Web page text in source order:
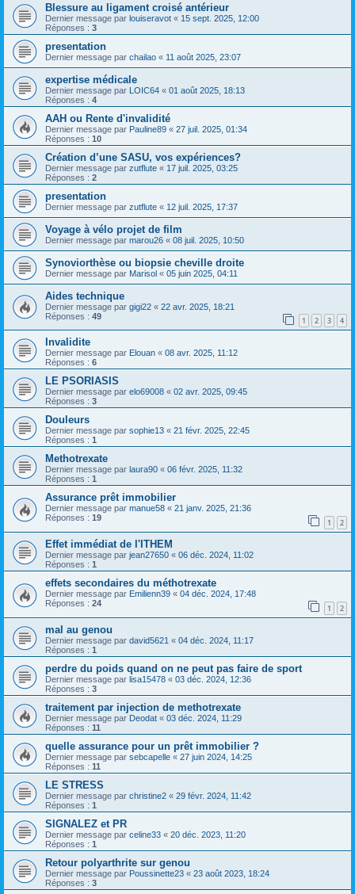
Blessure au ligament croisé antérieur
Dernier message par louiseravot « 15 sept. 2025, 12:00
Réponses : 3
presentation
Dernier message par chailao « 11 août 2025, 23:07
expertise médicale
Dernier message par LOIC64 « 01 août 2025, 18:13
Réponses : 4
AAH ou Rente d'invalidité
Dernier message par Pauline89 « 27 juil. 2025, 01:34
Réponses : 10
Création d’une SASU, vos expériences?
Dernier message par zutflute « 17 juil. 2025, 03:25
Réponses : 2
presentation
Dernier message par zutflute « 12 juil. 2025, 17:37
Voyage à vélo projet de film
Dernier message par marou26 « 08 juil. 2025, 10:50
Synoviorthèse ou biopsie cheville droite
Dernier message par Marisol « 05 juin 2025, 04:11
Aides technique
Dernier message par gigi22 « 22 avr. 2025, 18:21
Réponses : 49 1 2 3 4
Invalidite
Dernier message par Elouan « 08 avr. 2025, 11:12
Réponses : 6
LE PSORIASIS
Dernier message par elo69008 « 02 avr. 2025, 09:45
Réponses : 3
Douleurs
Dernier message par sophie13 « 21 févr. 2025, 22:45
Réponses : 1
Methotrexate
Dernier message par laura90 « 06 févr. 2025, 11:32
Réponses : 1
Assurance prêt immobilier
Dernier message par manue58 « 21 janv. 2025, 21:36
Réponses : 19 1 2
Effet immédiat de l'ITHEM
Dernier message par jean27650 « 06 déc. 2024, 11:02
Réponses : 1
effets secondaires du méthotrexate
Dernier message par Emilienn39 « 04 déc. 2024, 17:48
Réponses : 24 1 2
mal au genou
Dernier message par david5621 « 04 déc. 2024, 11:17
Réponses : 1
perdre du poids quand on ne peut pas faire de sport
Dernier message par lisa15478 « 03 déc. 2024, 12:36
Réponses : 3
traitement par injection de methotrexate
Dernier message par Deodat « 03 déc. 2024, 11:29
Réponses : 11
quelle assurance pour un prêt immobilier ?
Dernier message par sebcapelle « 27 juin 2024, 14:25
Réponses : 11
LE STRESS
Dernier message par christine2 « 29 févr. 2024, 11:42
Réponses : 1
SIGNALEZ et PR
Dernier message par celine33 « 20 déc. 2023, 11:20
Réponses : 1
Retour polyarthrite sur genou
Dernier message par Poussinette23 « 23 août 2023, 18:24
Réponses : 3